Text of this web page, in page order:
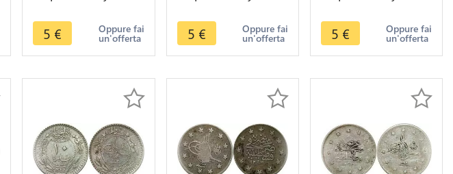
Reshat AH 1327 /4
1912 -> M offer
5 € Oppure fai
un'offerta
Reshat AH 1327 /2
1910 -> M offer
5 € Oppure fai
un'offerta
Reshat AH 1327 /2
1910 -> M offer
5 € Oppure fai
un'offerta